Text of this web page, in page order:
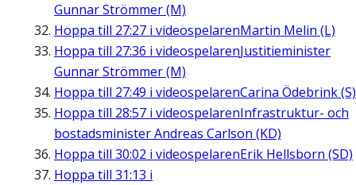
Gunnar Strömmer (M)
Hoppa till 27:27 i videospelarenMartin Melin (L)
Hoppa till 27:36 i videospelarenJustitieminister
Gunnar Strömmer (M)
Hoppa till 27:49 i videospelarenCarina Ödebrink (S)
Hoppa till 28:57 i videospelarenInfrastruktur- och
bostadsminister Andreas Carlson (KD)
Hoppa till 30:02 i videospelarenErik Hellsborn (SD)
Hoppa till 31:13 i